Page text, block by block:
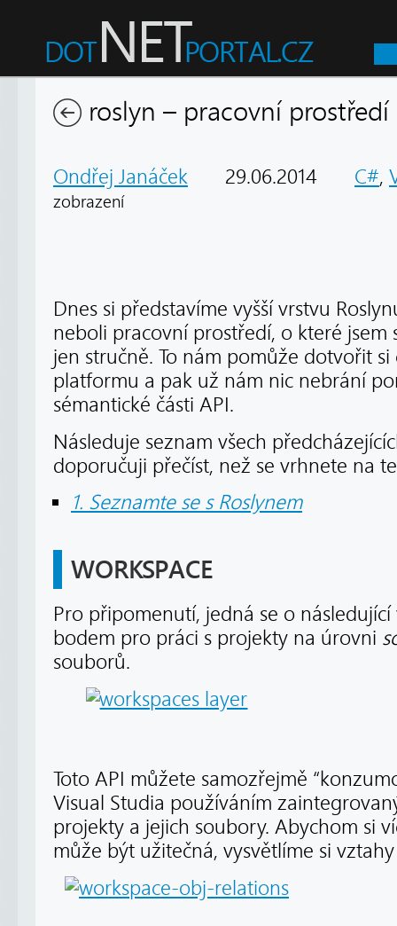
roslyn – pracovní prostředí
Ondřej Janáček 29.06.2014 C#,
zobrazení
Dnes si představíme vyšší vrstvu
neboli pracovní prostředí, o které
jen stručně. To nám pomůže dotvořit
platformu a pak už nám nic nebrání
sémantické části API.
Následuje seznam všech
doporučuji přečíst, než se vrhnete na
1. Seznamte se s Roslynem
WORKSPACE
Pro připomenutí, jedná se o
bodem pro práci s projekty na úrovni
souborů.
Toto API můžete samozřejmě
Visual Studia používáním
projekty a jejich soubory. Abychom si
může být užitečná, vysvětlíme si